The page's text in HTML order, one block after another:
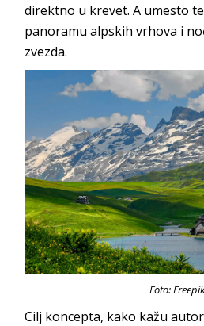
direktno u krevet. A umesto
panoramu alpskih vrhova i
zvezda.
Foto: Freepik
Cilj koncepta, kako kažu